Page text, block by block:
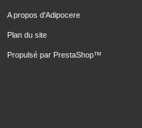
A propos d'Adipocere
Plan du site
Propulsé par PrestaShop™